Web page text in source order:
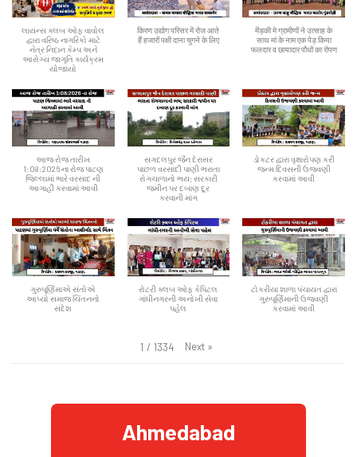
લાયન્સ ક્લબ ઓફ વાવોલ
દ્વારા વરિષ્ઠ નાગરિકો માટે
નેત્ર નિદાન કેમ્પ અને
આરોગ્ય જાગૃતિ કાર્યક્રમ
યોજાયો
किरण उद्योग परिसर में रोज आते
हैं हजारों पक्षी दाना चुगने के लिए
मेंड़की मे ग्रामीणों ने उत्साह के
साथ मां के नाम एक पेड़ किया
फलदार व छायादार पौधों का रोपण
આજ રોજ તારીખ
1:08:2026 ના રોજ પાટણ
જિલ્લામાં ભારે વરસાદ ની
આગાહી કરવામાં આવી
સગદલપુર જૈન દેરાસર
પાછળ વરસાદી પાણી ભરાતા
રોગચાળાનો ભય; સરકારી
જમીન પર દબાણ દૂર
કરવાની માંગ
ડોકટર દ્વારા વૃક્ષારોપણ કરી
જન્મ દિવસની ઉજવણી
કરવામાં આવી
ગુરુપૂર્ણિમાએ સંતોએ
આપ્યો સમાજ ચિંતનનો
સંદેશ
રોટરી ક્લબ ઓફ કેપિટલ
ગાંધીનગરની અનોખી સેવા
પહેલ
ટોકરીયા શાળા પંચાયત દ્વારા
ગુરુપૂર્ણિમાની ઉજવણી
કરવામાં આવી
1 / 1334 Next »
Ahmedabad